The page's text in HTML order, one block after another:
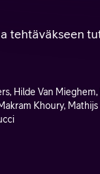
tehtäväkseen
Hilde Van
Khoury, Mathijs